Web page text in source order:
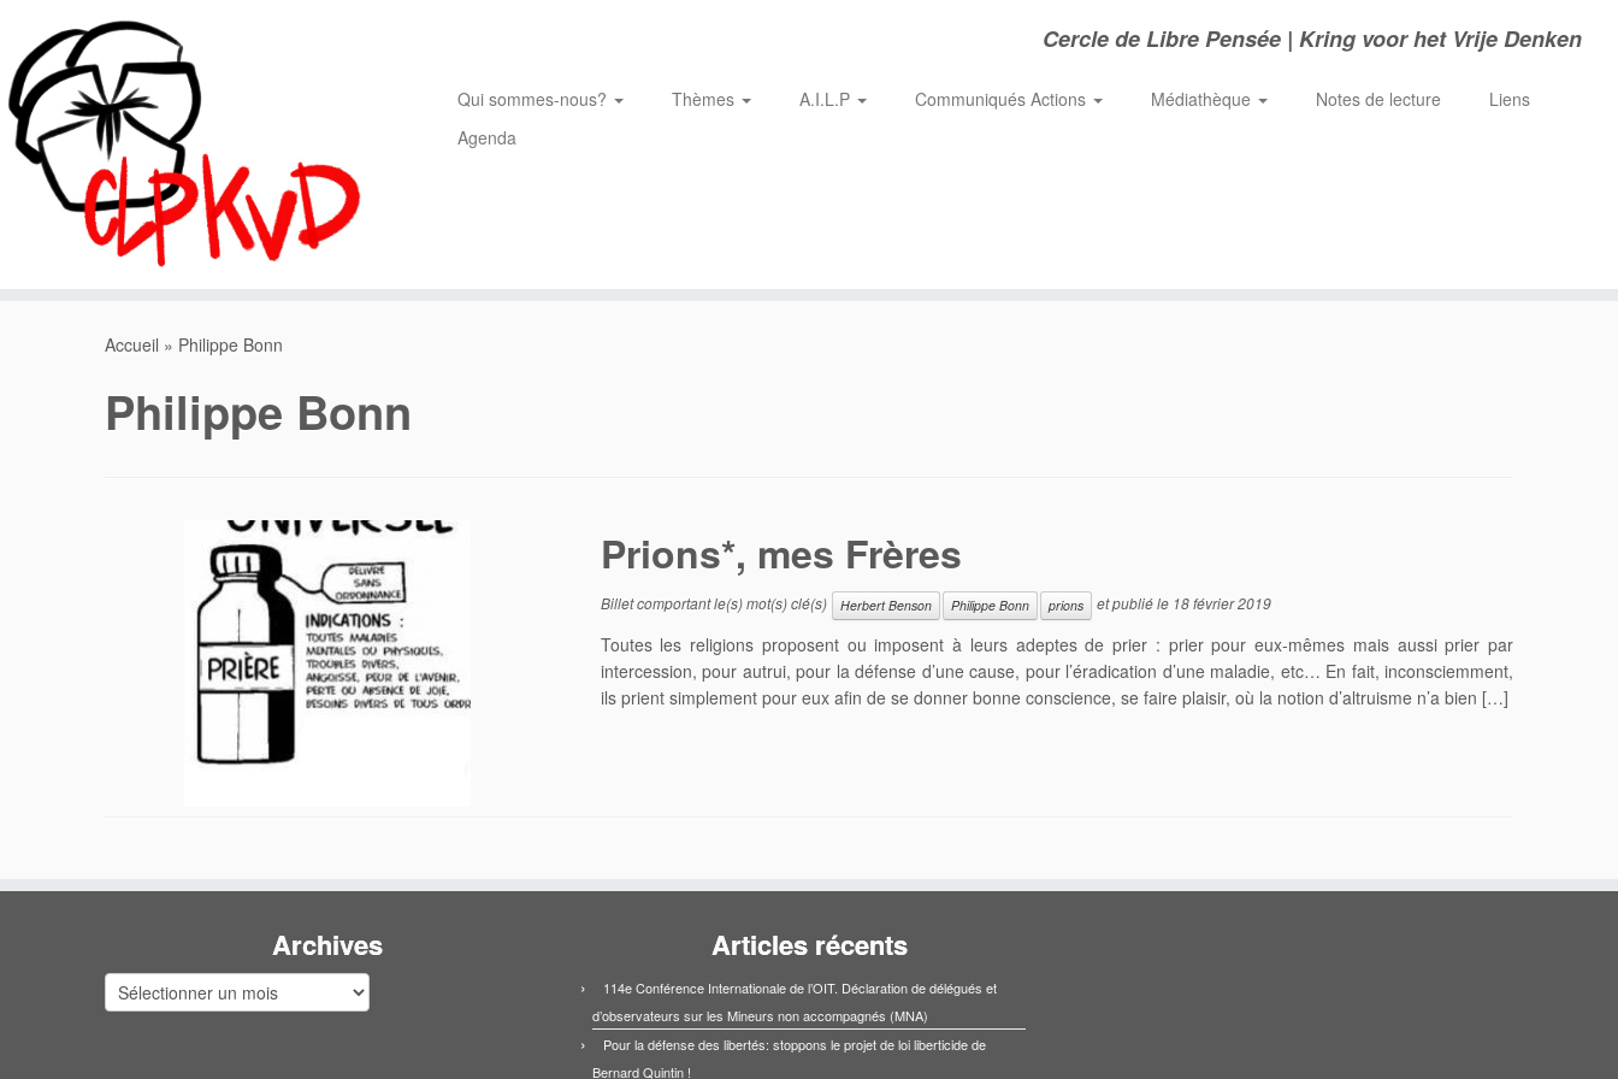
contenu
Cercle de Libre Pensée | Kring voor het Vrije Denken
Qui sommes-nous? Thèmes A.I.L.P Communiqués Actions Médiathèque Notes de lecture
Liens
Agenda
Accueil » Philippe Bonn
Philippe Bonn
Prions*, mes Frères
Billet comportant le(s) mot(s) clé(s) Herbert Benson Philippe Bonn prions et publié le 18 février 2019
Toutes les religions proposent ou imposent à leurs adeptes de prier : prier pour eux-mêmes mais aussi prier par
intercession, pour autrui, pour la défense d’une cause, pour l’éradication d’une maladie, etc… En fait, inconsciemment,
ils prient simplement pour eux afin de se donner bonne conscience, se faire plaisir, où la notion d’altruisme n’a bien […]
Archives
Archives
Articles récents
114e Conférence Internationale de l’OIT. Déclaration de délégués et
d’observateurs sur les Mineurs non accompagnés (MNA)
Pour la défense des libertés: stoppons le projet de loi liberticide de
Bernard Quintin !